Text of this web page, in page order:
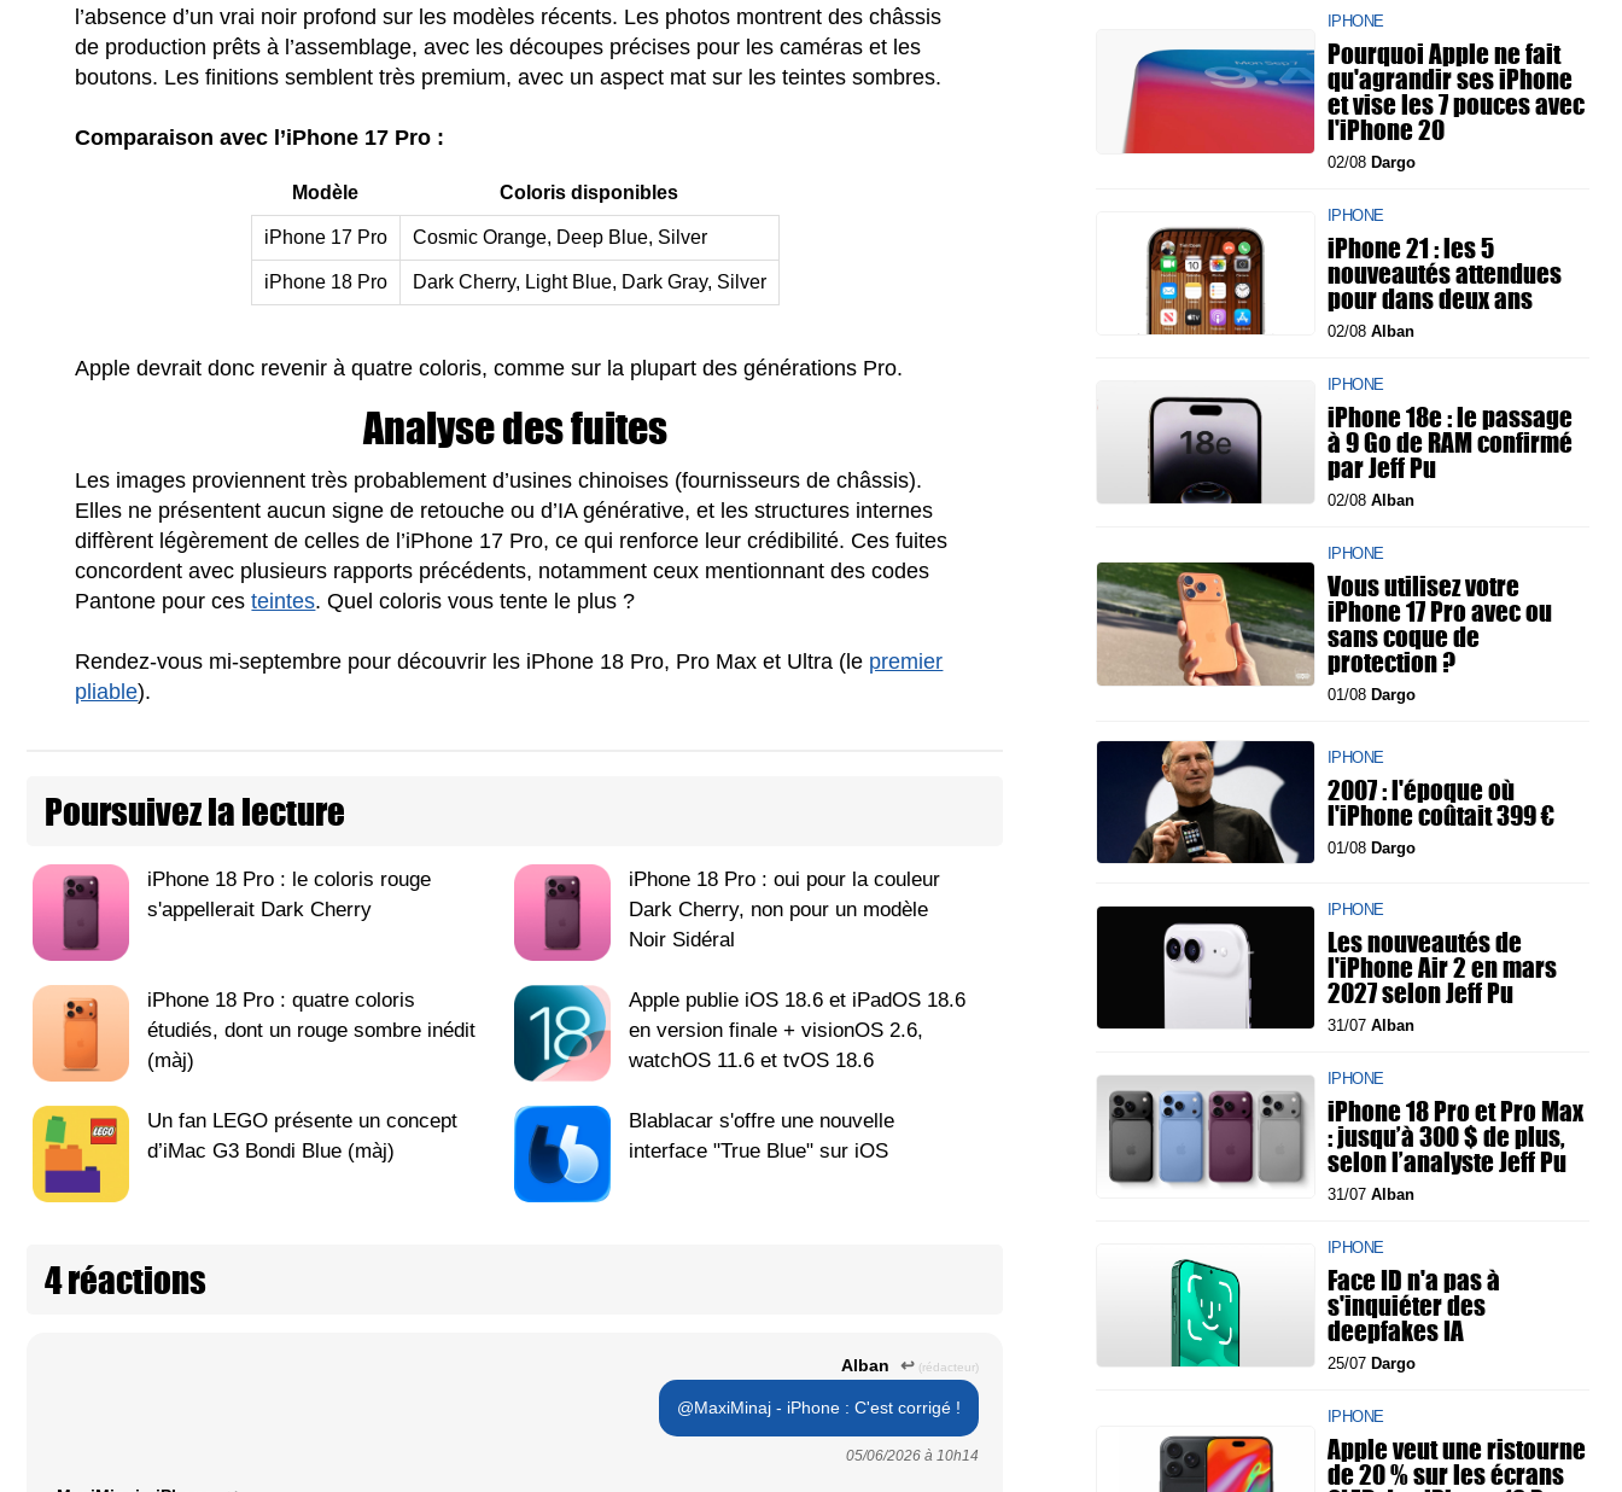
l’absence d’un vrai noir profond sur les modèles récents. Les photos montrent des châssis
de production prêts à l’assemblage, avec les découpes précises pour les caméras et les
boutons. Les finitions semblent très premium, avec un aspect mat sur les teintes sombres.
Comparaison avec l’iPhone 17 Pro :
Modèle Coloris disponibles
iPhone 17 Pro Cosmic Orange, Deep Blue, Silver
iPhone 18 Pro Dark Cherry, Light Blue, Dark Gray, Silver
Apple devrait donc revenir à quatre coloris, comme sur la plupart des générations Pro.
Analyse des fuites
Les images proviennent très probablement d’usines chinoises (fournisseurs de châssis).
Elles ne présentent aucun signe de retouche ou d’IA générative, et les structures internes
diffèrent légèrement de celles de l’iPhone 17 Pro, ce qui renforce leur crédibilité. Ces fuites
concordent avec plusieurs rapports précédents, notamment ceux mentionnant des codes
Pantone pour cesteintes. Quel coloris vous tente le plus ?
Rendez-vous mi-septembre pour découvrir les iPhone 18 Pro, Pro Max et Ultra (le premier
pliable).
Poursuivez la lecture
iPhone 18 Pro : le coloris rouge
s'appellerait Dark Cherry
iPhone 18 Pro : oui pour la couleur
Dark Cherry, non pour un modèle
Noir Sidéral
iPhone 18 Pro : quatre coloris
étudiés, dont un rouge sombre inédit
(màj)
Apple publie iOS 18.6 et iPadOS 18.6
en version finale + visionOS 2.6,
watchOS 11.6 et tvOS 18.6
Un fan LEGO présente un concept
d’iMac G3 Bondi Blue (màj)
Blablacar s'offre une nouvelle
interface "True Blue" sur iOS
4 réactions
Alban ↩ (rédacteur)
@MaxiMinaj - iPhone : C'est corrigé !
05/06/2026 à 10h14
IPHONE
Pourquoi Apple ne fait
qu'agrandir ses iPhone
et vise les 7 pouces avec
l'iPhone 20
02/08 Dargo
IPHONE
iPhone 21 : les 5
nouveautés attendues
pour dans deux ans
02/08 Alban
IPHONE
iPhone 18e : le passage
à 9 Go de RAM confirmé
par Jeff Pu
02/08 Alban
IPHONE
Vous utilisez votre
iPhone 17 Pro avec ou
sans coque de
protection ?
01/08 Dargo
IPHONE
2007 : l'époque où
l'iPhone coûtait 399 €
01/08 Dargo
IPHONE
Les nouveautés de
l'iPhone Air 2 en mars
2027 selon Jeff Pu
31/07 Alban
IPHONE
iPhone 18 Pro et Pro Max
: jusqu’à 300 $ de plus,
selon l’analyste Jeff Pu
31/07 Alban
IPHONE
Face ID n'a pas à
s'inquiéter des
deepfakes IA
25/07 Dargo
IPHONE
Apple veut une ristourne
de 20 % sur les écrans